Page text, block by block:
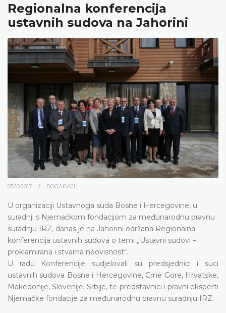
Regionalna konferencija
ustavnih sudova na Jahorini
05.10.2017. DOGAĐAJI
U organizaciji Ustavnoga suda Bosne i Hercegovine, u
suradnji s Njemačkom fondacijom za međunarodnu pravnu
suradnju IRZ, danas je na Jahorini održana Regionalna
konferencija ustavnih sudova o temi „Ustavni sudovi –
proklamirana i stvarna neovisnost“.
U radu Konferencije sudjelovali su predsjednici i suci
ustavnih sudova Bosne i Hercegovine, Crne Gore, Hrvatske,
Makedonije, Slovenije, Srbije, te predstavnici i pravni eksperti
Njemačke fondacije za međunarodnu pravnu suradnju IRZ.